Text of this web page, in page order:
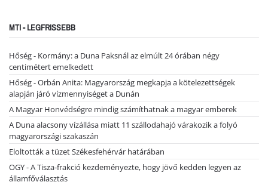
MTI - LEGFRISSEBB
Hőség - Kormány: a Duna Paksnál az elmúlt 24 órában négy
centimétert emelkedett
Hőség - Orbán Anita: Magyarország megkapja a kötelezettségek
alapján járó vízmennyiséget a Dunán
A Magyar Honvédségre mindig számíthatnak a magyar emberek
A Duna alacsony vízállása miatt 11 szállodahajó várakozik a folyó
magyarországi szakaszán
Eloltották a tüzet Székesfehérvár határában
OGY - A Tisza-frakció kezdeményezte, hogy jövő kedden legyen az
államfőválasztás